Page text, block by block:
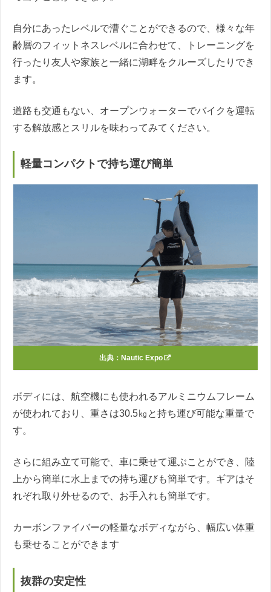
自分にあったレベルで漕ぐことができるので、様々な年
齢層のフィットネスレベルに合わせて、トレーニングを
行ったり友人や家族と一緒に湖畔をクルーズしたりでき
ます。
道路も交通もない、オープンウォーターでバイクを運転
する解放感とスリルを味わってみてください。
軽量コンパクトで持ち運び簡単
出典： Nautic Expo
ボディには、航空機にも使われるアルミニウムフレーム
が使われており、重さは30.5㎏と持ち運び可能な重量で
す。
さらに組み立て可能で、車に乗せて運ぶことができ、陸
上から簡単に水上までの持ち運びも簡単です。ギアはそ
れぞれ取り外せるので、お手入れも簡単です。
カーボンファイバーの軽量なボディながら、幅広い体重
も乗せることができます
抜群の安定性